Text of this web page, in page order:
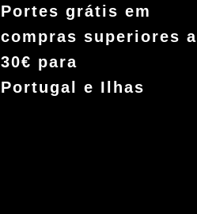
Portes grátis em
compras superiores a
30€ para
Portugal e Ilhas